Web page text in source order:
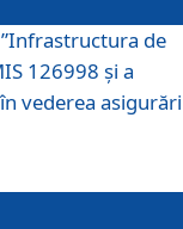
de
126998 și a
vederea